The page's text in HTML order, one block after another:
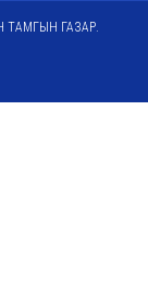
ТАМГЫН ГАЗАР.